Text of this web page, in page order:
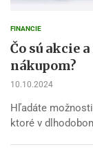
FINANCIE
Čo sú akcie
nákupom?
10.10.2024
Hľadáte
ktoré v